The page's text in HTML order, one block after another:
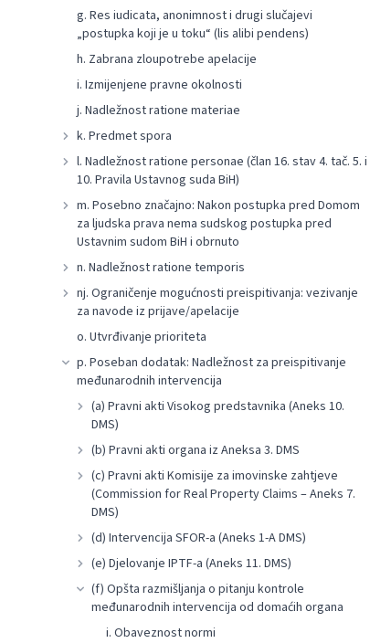
g. Res iudicata, anonimnost i drugi slučajevi
„postupka koji je u toku“ (lis alibi pendens)
h. Zabrana zloupotrebe apelacije
i. Izmijenjene pravne okolnosti
j. Nadležnost ratione materiae
k. Predmet spora
l. Nadležnost ratione personae (član 16. stav 4. tač. 5. i
10. Pravila Ustavnog suda BiH)
m. Posebno značajno: Nakon postupka pred Domom
za ljudska prava nema sudskog postupka pred
Ustavnim sudom BiH i obrnuto
n. Nadležnost ratione temporis
nj. Ograničenje mogućnosti preispitivanja: vezivanje
za navode iz prijave/apelacije
o. Utvrđivanje prioriteta
p. Poseban dodatak: Nadležnost za preispitivanje
međunarodnih intervencija
(a) Pravni akti Visokog predstavnika (Aneks 10.
DMS)
(b) Pravni akti organa iz Aneksa 3. DMS
(c) Pravni akti Komisije za imovinske zahtjeve
(Commission for Real Property Claims – Aneks 7.
DMS)
(d) Intervencija SFOR-a (Aneks 1-A DMS)
(e) Djelovanje IPTF-a (Aneks 11. DMS)
(f) Opšta razmišljanja o pitanju kontrole
međunarodnih intervencija od domaćih organa
i. Obaveznost normi